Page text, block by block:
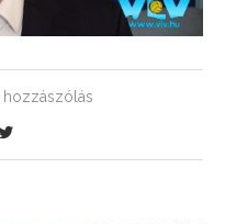
hozzászólás